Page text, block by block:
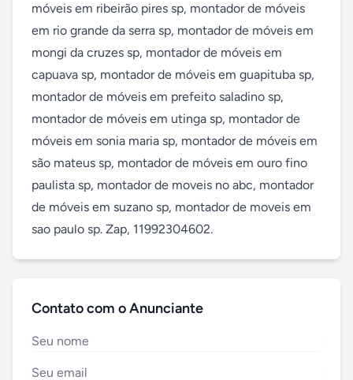
móveis em ribeirão pires sp, montador de móveis
em rio grande da serra sp, montador de móveis em
mongi da cruzes sp, montador de móveis em
capuava sp, montador de móveis em guapituba sp,
montador de móveis em prefeito saladino sp,
montador de móveis em utinga sp, montador de
móveis em sonia maria sp, montador de móveis em
são mateus sp, montador de móveis em ouro fino
paulista sp, montador de moveis no abc, montador
de móveis em suzano sp, montador de moveis em
sao paulo sp. Zap, 11992304602.
Contato com o Anunciante